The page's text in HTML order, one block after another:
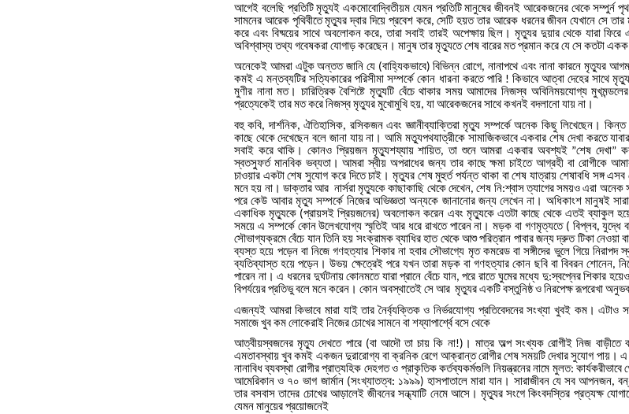
আগেই বলেছি প্রতিটি মৃত্যুই একমোবোদ্বিতীয়ম যেমন প্রতিটি মানুষের জীবনই আরেকজনের থেকে সম্পুর্ন
সামনের আরেক পৃথিবীতে মৃত্যুর দ্বার দিয়ে প্রবেশ করে,সেটি হয়ত তার আরেক ধরনের জীবন যেখানে সে তার
করে এবং বিষ্ময়ের সাথে অবলোকন করে,তারা সবাই তারই অপেক্ষায় ছিল। মৃত্যুর দুয়ার থেকে যারা ফিরে
অবিশ্বাস্যতথ্যগবেষকরাযোগাড়করেছেন। মানুষতারমৃত্যুতেশেষবারেরমতপ্রমানকরেযেসেকতটাএকক
অনেকেই আমরা এটুক অন্তত জানি যে(বাহ্যিকভাবে)বিভিন্ন রোগে, নানাপথে এবং নানা কারনে মৃত্যুর
কমই এ মন্তব্যটির সত্যিকারের পরিসীমা সম্পর্কে কোন ধারনা করতে পারি! কিভাবে আত্বা দেহের সাথে
মুণীর নানা মত। চারিত্রিক বৈশিষ্টে মৃত্যুটি বেঁচে থাকার সময় আমাদের নিজস্ব অবিনিময়যোগ্য মুখমন্ডলের
প্রত্যেকেইতারমতকরেনিজস্বমৃত্যুরমুখোমুখিহয়, যাআরেকজনেরসাথেকখনইবদলানোযায়না।
বহু কবি,দার্শনিক,ঐতিহাসিক, রসিকজন এবং জ্ঞানীব্যাক্তিরা মৃত্যু সম্পর্কে অনেক কিছু লিখেছেন। কিন্ত
কাছে থেকে দেখেছেন বলে জানা যায় না। আমি মত্যুপথযাত্রীকে সামাজিকভাবে একবার শেষ দেখা করতে যাবার
সবাই করে থাকি। কোনও প্রিয়জন মৃত্যুশয্যায় শায়িত,তা শুনে আমরা একবার অবশ্যই”শেষ দেখা”
স্বতস্ফুর্ত মানবিক ভব্যতা। আমরা স্বীয় অপরাধের জন্য তার কাছে ক্ষমা চাইতে আগ্রহী বা রোগীকে
চাওয়ার একটা শেষ সুযোগ করে দিতে চাই। মৃত্যুর শেষ মুহুর্ত পর্যন্ত থাকা বা শেষ যাত্রায় শেষাবধি সঙ্গ এসব
মনে হয় না। ডাক্তার আর নার্সরা মৃত্যুকে কাছাকাছি থেকে দেখেন,শেষ নি:শ্বাস ত্যাগের সময়ও এরা অনেক
পরে কেউ আবার মৃত্যু সম্পর্কে নিজের অভিজ্ঞতা অন্যকে জানানোর জন্য লেখেন না। অধিকাংশ মানুষই সারা
একাধিক মৃত্যুকে (প্রায়সই প্রিয়জনের)অবলোকন করেন এবং মৃত্যুকে এতটা কাছে থেকে এতই ব্যাকুল
সময়ে এ সম্পর্কে কোন উলেখযোগ্য স্মৃতিই আর ধরে রাখতে পারেন না। মড়ক বা গণমৃত্যতে( বিপ্লব,যুদ্ধে
সৌভাগ্যক্রমে বেঁচে যান তিনি হয় সংক্রামক ব্যাধির হাত থেকে আশু পরিত্রান পাবার জন্য দ্রুত টিকা নেওয়া বা
ব্যস্ত হয়ে পড়েন বা নিজে গণহত্যার শিকার না হবার সৌভাগ্যে মৃত কমরেড বা সঙ্গীদের ভুলে গিয়ে নিরাপদ
ব্যতিব্যাস্ত হয়ে পড়েন। উভয় ক্ষেত্রেই পরে যখন তারা মড়ক বা গণহত্যার কোন ছবি বা বিবরন শোনেন,
পারেন না। এ ধরনের দুর্ঘটনায় কোনমতে যারা প্রানে বেঁচে যান,পরে রাতে ঘুমের মধ্যে দু:স্বপ্নের শিকার হয়েও
বিপর্যয়েরপ্রতিভুবলেমনেকরেন। কোনঅবস্থাতেইসেআর মৃত্যুরএকটিবস্তুনিষ্ঠওনিরপেক্ষরূপরেখাঅনুভব
এজন্যই আমরা কিভাবে মারা যাই তার নৈর্ব্যক্তিক ও নির্ভরযোগ্য প্রতিবেদনের সংখ্যা খুবই কম। এটাও
সমাজেখুবকমলোকেরাইনিজেরচোখেরসামনেবাশয্যাপার্শ্বেবসেথেকে
আত্বীয়স্বজনের মৃত্যু দেখতে পারে(বা আদৌ তা চায় কি না!) । মাত্র অল্প সংখ্যক রোগীই নিজ বাড়ীতে
এমতাবস্থায়খুব কমই একজন দুরারোগ্য বাক্রনিক রেগে আক্রান্ত রোগীর শেষসময়টি দেখার সুযোগ পায়। এ
নানাবিধ ব্যবস্থা রোগীর প্রাত্যহিক দেহগত ও প্রাকৃতিক কর্তব্যকর্মগুলি নিয়ন্ত্রনের নামে মুলত: কার্যকরীভাবে
আমেরিকান ও ৭০ ভাগ জার্মান(সংখ্যাতত্ব: ১৯৯৯)হাসপাতালে মারা যান। সারাজীবন যে সব আপনজন,
তার বসবাস তাদের চোখের আড়ালেই জীবনের সন্ধ্যাটি নেমে আসে। মৃত্যুর সংগে কিংবদস্তির প্রত্যক্ষ
যেমনমানুয়েরপ্রয়োজনেই